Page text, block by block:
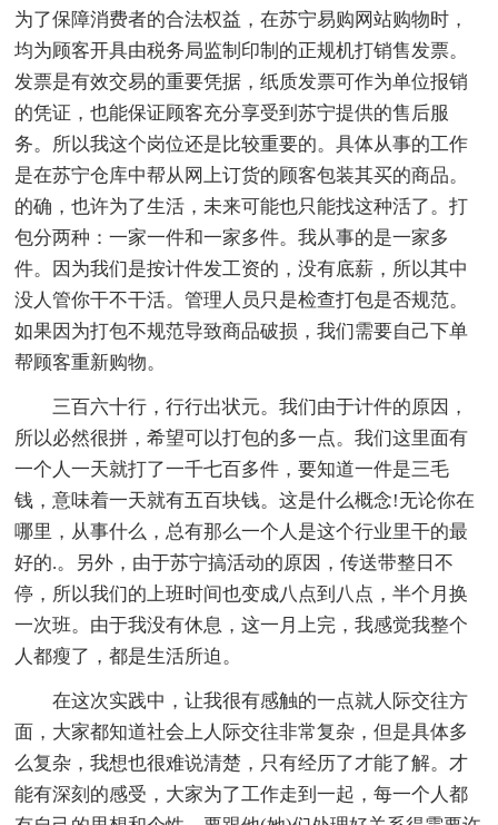
为了保障消费者的合法权益，在苏宁易购网站购物时，
均为顾客开具由税务局监制印制的正规机打销售发票。
发票是有效交易的重要凭据，纸质发票可作为单位报销
的凭证，也能保证顾客充分享受到苏宁提供的售后服
务。所以我这个岗位还是比较重要的。具体从事的工作
是在苏宁仓库中帮从网上订货的顾客包装其买的商品。
的确，也许为了生活，未来可能也只能找这种活了。打
包分两种：一家一件和一家多件。我从事的是一家多
件。因为我们是按计件发工资的，没有底薪，所以其中
没人管你干不干活。管理人员只是检查打包是否规范。
如果因为打包不规范导致商品破损，我们需要自己下单
帮顾客重新购物。
三百六十行，行行出状元。我们由于计件的原因，
所以必然很拼，希望可以打包的多一点。我们这里面有
一个人一天就打了一千七百多件，要知道一件是三毛
钱，意味着一天就有五百块钱。这是什么概念!无论你在
哪里，从事什么，总有那么一个人是这个行业里干的最
好的.。另外，由于苏宁搞活动的原因，传送带整日不
停，所以我们的上班时间也变成八点到八点，半个月换
一次班。由于我没有休息，这一月上完，我感觉我整个
人都瘦了，都是生活所迫。
在这次实践中，让我很有感触的一点就人际交往方
面，大家都知道社会上人际交往非常复杂，但是具体多
么复杂，我想也很难说清楚，只有经历了才能了解。才
能有深刻的感受，大家为了工作走到一起，每一个人都